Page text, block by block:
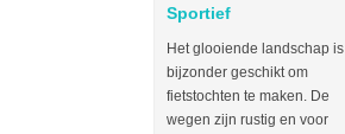
Sportief
Het glooiende landschap is
bijzonder geschikt om
fietstochten te maken. De
wegen zijn rustig en voor